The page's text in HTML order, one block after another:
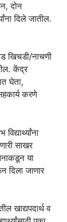
दोन
दिले जातील.
खिचडी/नाचणी
केंद्र
घेता,
करणे
साखर
या
दिला जाणार
खाद्यपदार्थ व